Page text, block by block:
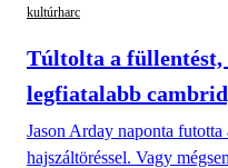
kultúrharc
Túltolta a füllentést,
legfiatalabb
Jason Arday naponta
hajszáltöréssel. Vagy